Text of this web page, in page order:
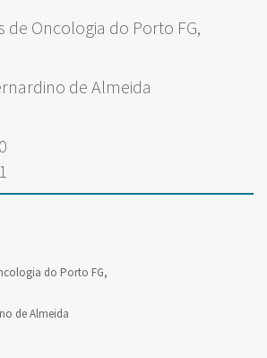
Oncologia do Porto FG,
de Almeida
do Porto FG,
de Almeida